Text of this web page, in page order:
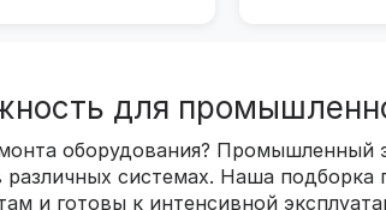
для
оборудования? Промышленный
системах. Наша подборка
и готовы к интенсивной